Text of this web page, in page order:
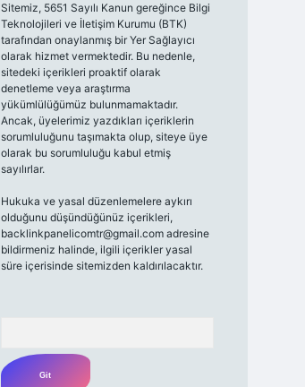
Sitemiz, 5651 Sayılı Kanun gereğince Bilgi
Teknolojileri ve İletişim Kurumu (BTK)
tarafından onaylanmış bir Yer Sağlayıcı
olarak hizmet vermektedir. Bu nedenle,
sitedeki içerikleri proaktif olarak
denetleme veya araştırma
yükümlülüğümüz bulunmamaktadır.
Ancak, üyelerimiz yazdıkları içeriklerin
sorumluluğunu taşımakta olup, siteye üye
olarak bu sorumluluğu kabul etmiş
sayılırlar.
Hukuka ve yasal düzenlemelere aykırı
olduğunu düşündüğünüz içerikleri,
backlinkpanelicomtr@gmail.comadresine
bildirmeniz halinde, ilgili içerikler yasal
süre içerisinde sitemizden kaldırılacaktır.